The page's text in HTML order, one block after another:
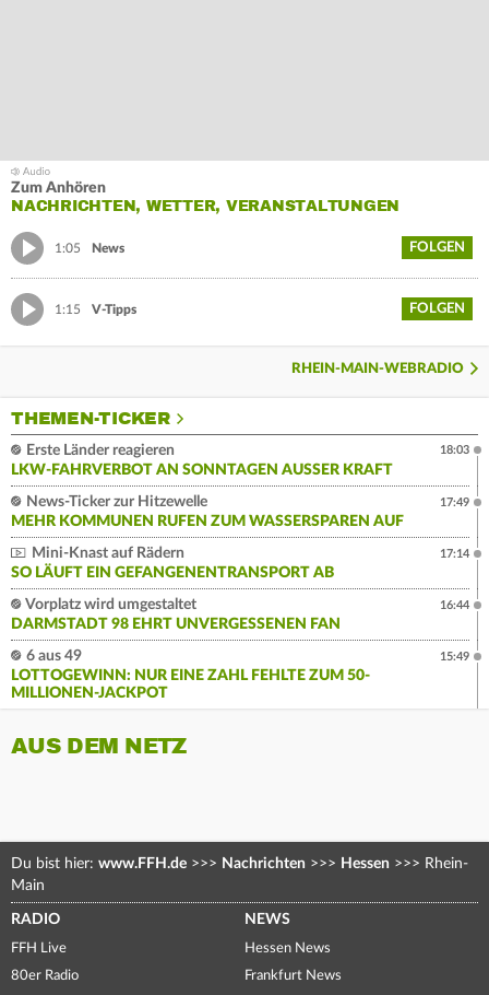
Zum Anhören
NACHRICHTEN, WETTER, VERANSTALTUNGEN
1:05 News FOLGEN
1:15 V-Tipps FOLGEN
RHEIN-MAIN-WEBRADIO
THEMEN-TICKER
Erste Länder reagieren
LKW-FAHRVERBOT AN SONNTAGEN AUSSER KRAFT
18:03
News-Ticker zur Hitzewelle
MEHR KOMMUNEN RUFEN ZUM WASSERSPAREN AUF
17:49
Mini-Knast auf Rädern
SO LÄUFT EIN GEFANGENENTRANSPORT AB
17:14
Vorplatz wird umgestaltet
DARMSTADT 98 EHRT UNVERGESSENEN FAN
16:44
6 aus 49
LOTTOGEWINN: NUR EINE ZAHL FEHLTE ZUM 50-
MILLIONEN-JACKPOT
15:49
AUS DEM NETZ
Du bist hier: www.FFH.de >>> Nachrichten >>> Hessen >>> Rhein-
Main
RADIO
FFH Live
80er Radio
NEWS
Hessen News
Frankfurt News